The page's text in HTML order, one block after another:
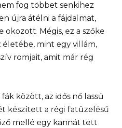
fog többet senkihez
újra átélni a fájdalmat,
okozott. Mégis, ez a szőke
életébe, mint egy villám,
romjait, amit már rég
között, az idős nő lassú
készített a régi fatüzelésű
mellé egy kannát tett